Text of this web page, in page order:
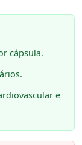
cápsula.
e